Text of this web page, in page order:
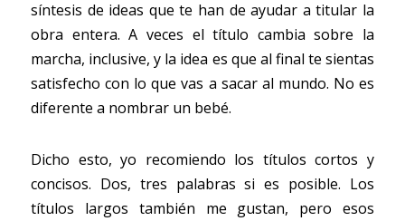
síntesis de ideas que te han de ayudar a titular la
obra entera. A veces el título cambia sobre la
marcha, inclusive, y la idea es que al final te sientas
satisfecho con lo que vas a sacar al mundo. No es
diferente a nombrar un bebé.
Dicho esto, yo recomiendo los títulos cortos y
concisos. Dos, tres palabras si es posible. Los
títulos largos también me gustan, pero esos